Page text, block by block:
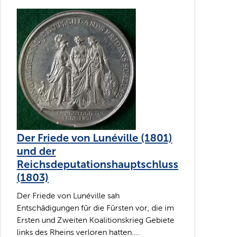
Der Friede von Lunéville (1801)
und der
Reichsdeputationshauptschluss
(1803)
Der Friede von Lunéville sah
Entschädigungen für die Fürsten vor, die im
Ersten und Zweiten Koalitionskrieg Gebiete
links des Rheins verloren hatten....